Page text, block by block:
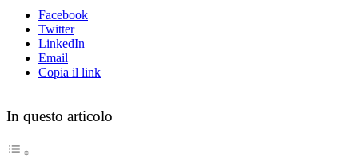
Facebook
Twitter
LinkedIn
Email
Copia il link
In questo articolo